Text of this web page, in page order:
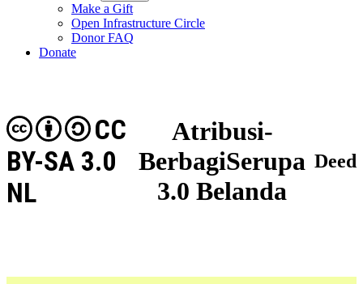
Make a Gift
Open Infrastructure Circle
Donor FAQ
Donate
Atribusi-
BerbagiSerupa
3.0 Belanda
CC
BY-SA 3.0
NL
Deed